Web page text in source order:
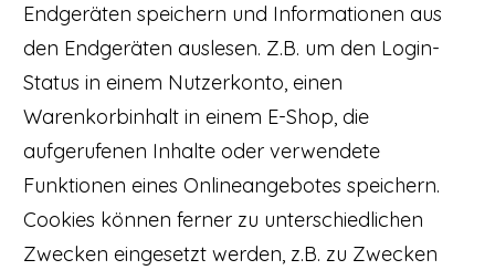
Endgeräten speichern und Informationen aus
den Endgeräten auslesen. Z.B. um den Login-
Status in einem Nutzerkonto, einen
Warenkorbinhalt in einem E-Shop, die
aufgerufenen Inhalte oder verwendete
Funktionen eines Onlineangebotes speichern.
Cookies können ferner zu unterschiedlichen
Zwecken eingesetzt werden, z.B. zu Zwecken